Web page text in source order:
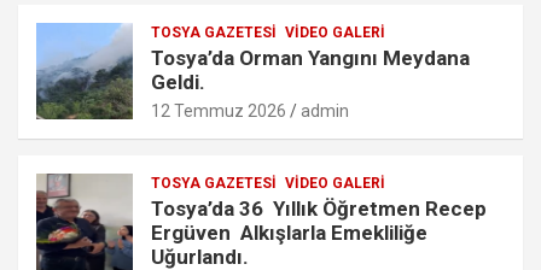
o
k
p
er
o
TOSYA GAZETESI VIDEO GALERI
Tosya’da Orman Yangını Meydana
Geldi.
12 Temmuz 2026 admin
TOSYA GAZETESI VIDEO GALERI
Tosya’da 36 Yıllık Öğretmen Recep
Ergüven Alkışlarla Emekliliğe
Uğurlandı.